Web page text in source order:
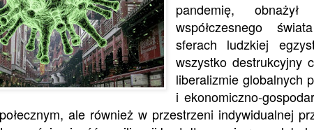
pandemię,
współczesnego
sferach ludzkiej
wszystko destrukcyjny
liberalizmie globalnych
i ekonomiczno-
ale również w przestrzeni indywidualnej